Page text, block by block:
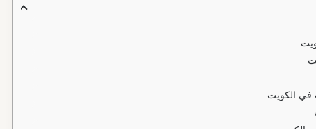
في الكويت